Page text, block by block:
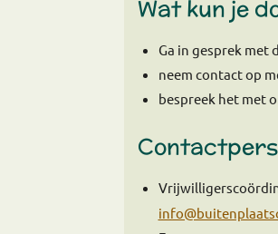
Wat kun je
Ga in gesprek met
neem contact op
bespreek het met